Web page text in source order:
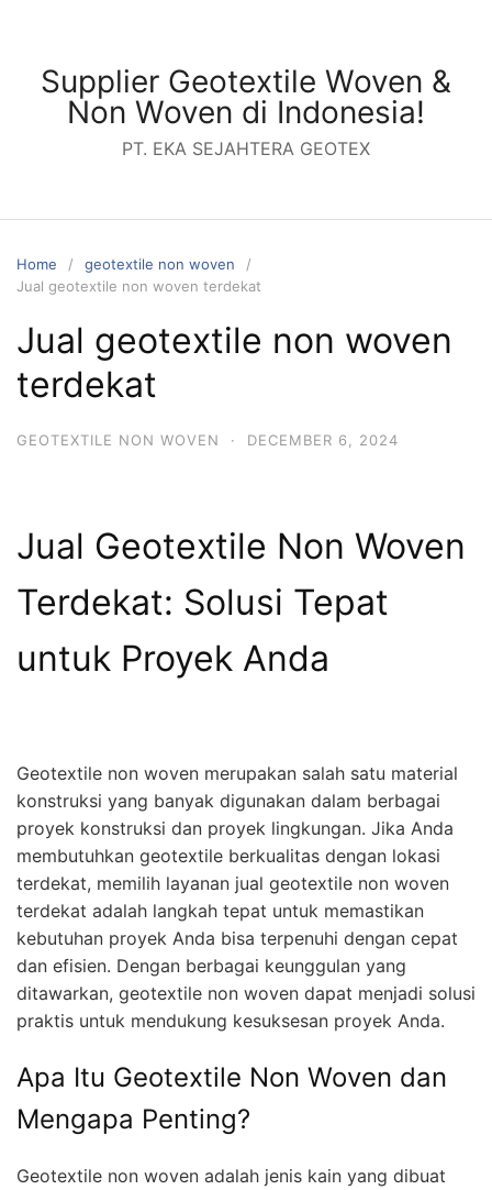
contentSupplier Geotextile Woven &
Non Woven di Indonesia!
PT. EKA SEJAHTERA GEOTEX
Home
geotextile non woven
Jual geotextile non woven terdekat
Jual geotextile non woven
terdekat
GEOTEXTILE NON WOVEN · DECEMBER 6, 2024
Jual Geotextile Non Woven
Terdekat: Solusi Tepat
untuk Proyek Anda
Geotextile non woven merupakan salah satu material
konstruksi yang banyak digunakan dalam berbagai
proyek konstruksi dan proyek lingkungan. Jika Anda
membutuhkan geotextile berkualitas dengan lokasi
terdekat, memilih layanan jual geotextile non woven
terdekat adalah langkah tepat untuk memastikan
kebutuhan proyek Anda bisa terpenuhi dengan cepat
dan efisien. Dengan berbagai keunggulan yang
ditawarkan, geotextile non woven dapat menjadi solusi
praktis untuk mendukung kesuksesan proyek Anda.
Apa Itu Geotextile Non Woven dan
Mengapa Penting?
Geotextile non woven adalah jenis kain yang dibuat